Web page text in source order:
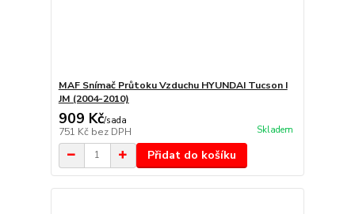
MAF Snímač Průtoku Vzduchu HYUNDAI Tucson I
JM (2004-2010)
909 Kč/sada
751 Kč bez DPH Skladem
Přidat do košíku